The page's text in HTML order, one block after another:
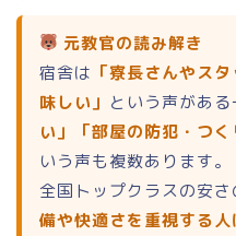
元教官の読み解き
宿舎は 「寮長さんやス
味しい」 という声がある
い」「部屋の防犯・つく
いう声も複数あります。
全国トップクラスの安さ
備や快適さを重視する